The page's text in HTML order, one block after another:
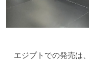
エジプトでの発売は